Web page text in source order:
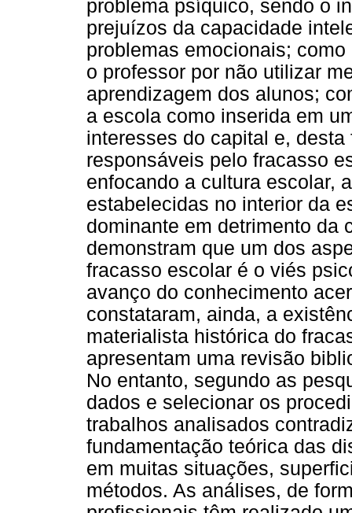
problema psíquico, sendo o
prejuízos da capacidade
problemas emocionais;
o professor por não utilizar
aprendizagem dos alunos;
a escola como inserida em
interesses do capital e,
responsáveis pelo fracasso
enfocando a cultura escolar,
estabelecidas no interior da
dominante em detrimento da
demonstram que um dos
fracasso escolar é o viés
avanço do conhecimento
constataram, ainda, a
materialista histórica do
apresentam uma revisão
No entanto, segundo as
dados e selecionar os
trabalhos analisados
fundamentação teórica das
em muitas situações,
métodos. As análises, de